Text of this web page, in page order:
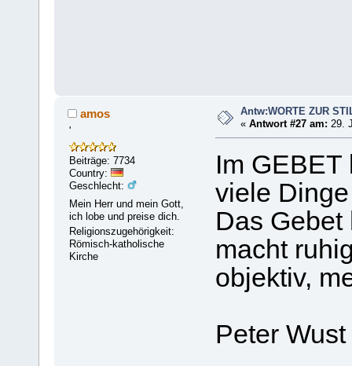
amos
'
Beiträge: 7734
Country:
Geschlecht:
Mein Herr und mein Gott,
ich lobe und preise dich.
Religionszugehörigkeit:
Römisch-katholische
Kirche
Antw:WORTE ZUR
«Antwort #27 am: 29.
Im GEBET
viele
Das Gebet
macht
objektiv,
Peter Wust